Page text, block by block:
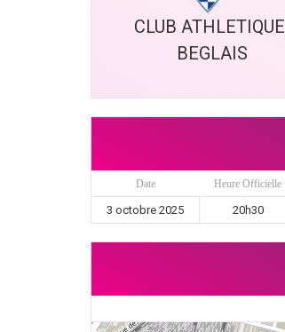
CLUB ATHLETIQUE
BEGLAIS
Date Heure Officielle
3 octobre 2025 20h30